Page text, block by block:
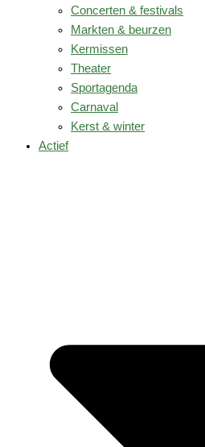
Concerten & festivals
Markten & beurzen
Kermissen
Theater
Sportagenda
Carnaval
Kerst & winter
Actief